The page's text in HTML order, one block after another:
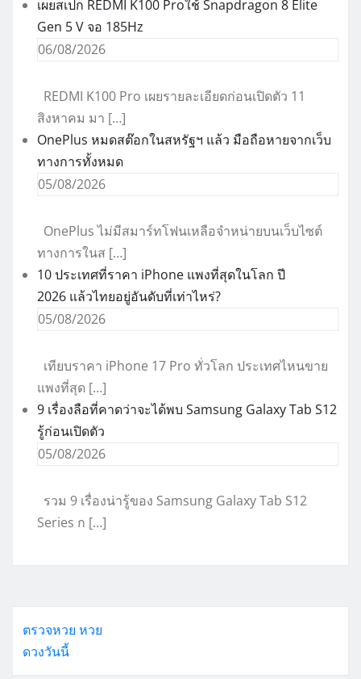
เผยสเปก REDMI K100 Proใช้ Snapdragon 8 Elite
Gen 5 V จอ 185Hz
06/08/2026
REDMI K100 Pro เผยรายละเอียดก่อนเปิดตัว 11
สิงหาคม มา […]
OnePlus หมดสต๊อกในสหรัฐฯ แล้ว มือถือหายจากเว็บ
ทางการทั้งหมด
05/08/2026
OnePlus ไม่มีสมาร์ทโฟนเหลือจำหน่ายบนเว็บไซต์
ทางการในส […]
10 ประเทศที่ราคา iPhone แพงที่สุดในโลก ปี
2026 แล้วไทยอยู่อันดับที่เท่าไหร่?
05/08/2026
เทียบราคา iPhone 17 Pro ทั่วโลก ประเทศไหนขาย
แพงที่สุด […]
9 เรื่องลือที่คาดว่าจะได้พบ Samsung Galaxy Tab S12
รู้ก่อนเปิดตัว
05/08/2026
รวม 9 เรื่องน่ารู้ของ Samsung Galaxy Tab S12
Series ก […]
ตรวจหวย หวย
ดวงวันนี้